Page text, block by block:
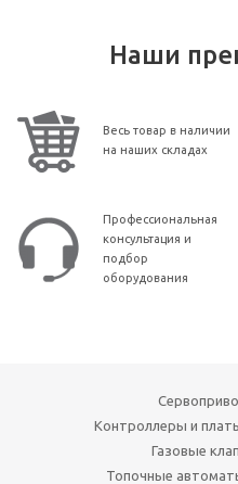
Наши
Весь товар в наличии
на наших складах
Профессиональная
консультация и
подбор
оборудования
Контроллеры и
Газовые
Топочные